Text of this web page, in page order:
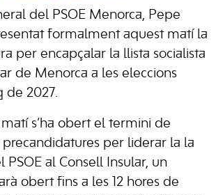
del PSOE Menorca, Pepe
formalment aquest matí la
per encapçalar la llista socialista
de Menorca a les eleccions
de 2027.
s’ha obert el termini de
per liderar la la
PSOE al Consell Insular, un
obert fins a les 12 hores de